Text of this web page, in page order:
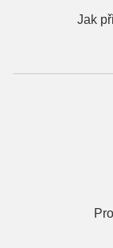
Jak